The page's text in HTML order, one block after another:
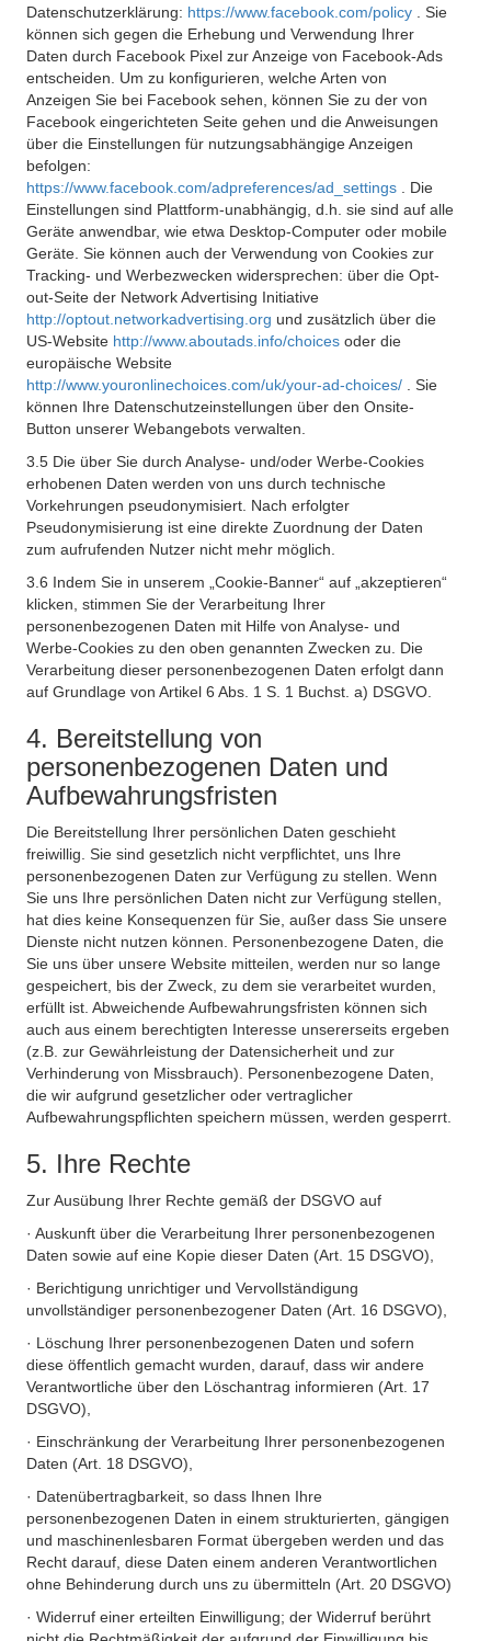
Datenschutzerklärung: https://www.facebook.com/policy
. Sie
können sich gegen die Erhebung und Verwendung Ihrer
Daten durch Facebook Pixel zur Anzeige von Facebook-Ads
entscheiden. Um zu konfigurieren, welche Arten von
Anzeigen Sie bei Facebook sehen, können Sie zu der von
Facebook eingerichteten Seite gehen und die Anweisungen
über die Einstellungen für nutzungsabhängige Anzeigen
befolgen:
https://www.facebook.com/adpreferences/ad_settings
. Die
Einstellungen sind Plattform-unabhängig, d.h. sie sind auf alle
Geräte anwendbar, wie etwa Desktop-Computer oder mobile
Geräte. Sie können auch der Verwendung von Cookies zur
Tracking- und Werbezwecken widersprechen: über die Opt-
out-Seite der Network Advertising Initiative
http://optout.networkadvertising.org und zusätzlich über die
US-Website http://www.aboutads.info/choices oder die
europäische Website
http://www.youronlinechoices.com/uk/your-ad-choices/
. Sie
können Ihre Datenschutzeinstellungen über den Onsite-
Button unserer Webangebots verwalten.
3.5 Die über Sie durch Analyse- und/oder Werbe-Cookies
erhobenen Daten werden von uns durch technische
Vorkehrungen pseudonymisiert. Nach erfolgter
Pseudonymisierung ist eine direkte Zuordnung der Daten
zum aufrufenden Nutzer nicht mehr möglich.
3.6 Indem Sie in unserem „Cookie-Banner“ auf „akzeptieren“
klicken, stimmen Sie der Verarbeitung Ihrer
personenbezogenen Daten mit Hilfe von Analyse- und
Werbe-Cookies zu den oben genannten Zwecken zu. Die
Verarbeitung dieser personenbezogenen Daten erfolgt dann
auf Grundlage von Artikel 6 Abs. 1 S. 1 Buchst. a) DSGVO.
4. Bereitstellung von
personenbezogenen Daten und
Aufbewahrungsfristen
Die Bereitstellung Ihrer persönlichen Daten geschieht
freiwillig. Sie sind gesetzlich nicht verpflichtet, uns Ihre
personenbezogenen Daten zur Verfügung zu stellen. Wenn
Sie uns Ihre persönlichen Daten nicht zur Verfügung stellen,
hat dies keine Konsequenzen für Sie, außer dass Sie unsere
Dienste nicht nutzen können. Personenbezogene Daten, die
Sie uns über unsere Website mitteilen, werden nur so lange
gespeichert, bis der Zweck, zu dem sie verarbeitet wurden,
erfüllt ist. Abweichende Aufbewahrungsfristen können sich
auch aus einem berechtigten Interesse unsererseits ergeben
(z.B. zur Gewährleistung der Datensicherheit und zur
Verhinderung von Missbrauch). Personenbezogene Daten,
die wir aufgrund gesetzlicher oder vertraglicher
Aufbewahrungspflichten speichern müssen, werden gesperrt.
5. Ihre Rechte
Zur Ausübung Ihrer Rechte gemäß der DSGVO auf
· Auskunft über die Verarbeitung Ihrer personenbezogenen
Daten sowie auf eine Kopie dieser Daten (Art. 15 DSGVO),
· Berichtigung unrichtiger und Vervollständigung
unvollständiger personenbezogener Daten (Art. 16 DSGVO),
· Löschung Ihrer personenbezogenen Daten und sofern
diese öffentlich gemacht wurden, darauf, dass wir andere
Verantwortliche über den Löschantrag informieren (Art. 17
DSGVO),
· Einschränkung der Verarbeitung Ihrer personenbezogenen
Daten (Art. 18 DSGVO),
· Datenübertragbarkeit, so dass Ihnen Ihre
personenbezogenen Daten in einem strukturierten, gängigen
und maschinenlesbaren Format übergeben werden und das
Recht darauf, diese Daten einem anderen Verantwortlichen
ohne Behinderung durch uns zu übermitteln (Art. 20 DSGVO)
· Widerruf einer erteilten Einwilligung; der Widerruf berührt